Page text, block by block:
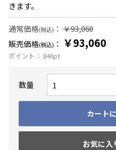
きます。
通常価格(税込) ：￥93,060
販売価格(税込) ： ￥93,060
ポイント： 846pt
数量
カート
お気に入